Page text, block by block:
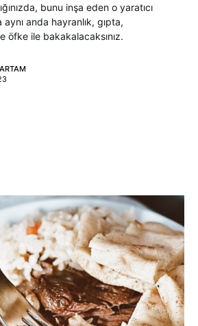
bunu inşa eden o yaratıcı
aynı anda hayranlık, gıpta,
öfke ile bakakalacaksınız.